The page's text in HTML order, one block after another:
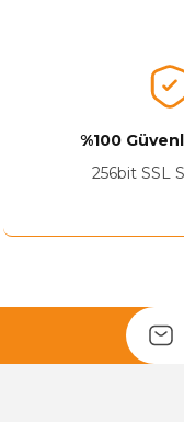
%100
256bit SSL